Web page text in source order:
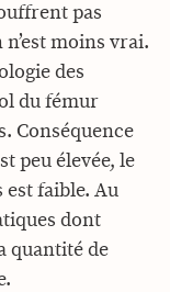
pas
moins vrai.
des
du fémur
Conséquence
peu élevée, le
est faible. Au
dont
quantité de